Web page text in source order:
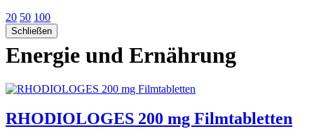
20 50 100
Schließen
Energie und Ernährung
RHODIOLOGES 200 mg Filmtabletten